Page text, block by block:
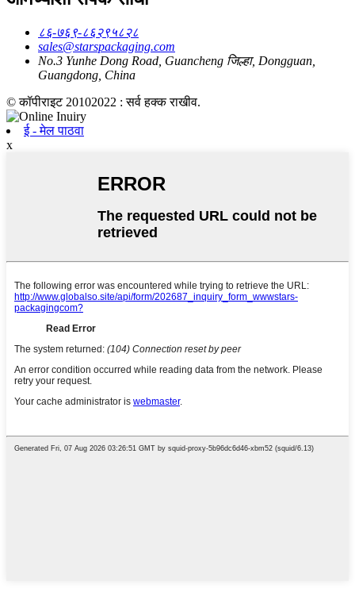
८६-७६९-८६२९५८२८
sales@starspackaging.com
No.3 Yunhe Dong Road, Guancheng जिल्हा, Dongguan,
Guangdong, China
© कॉपीराइट 20102022 : सर्व हक्क राखीव.
ई - मेल पाठवा
x